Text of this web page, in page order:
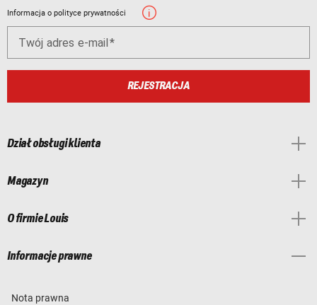
Informacja o polityce prywatności
Twój adres e-mail
REJESTRACJA
Dział obsługi klienta
Magazyn
O firmie Louis
Informacje prawne
Nota prawna